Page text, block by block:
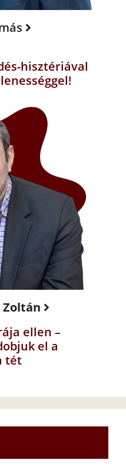
hisztériával
ellen –
el a
tét